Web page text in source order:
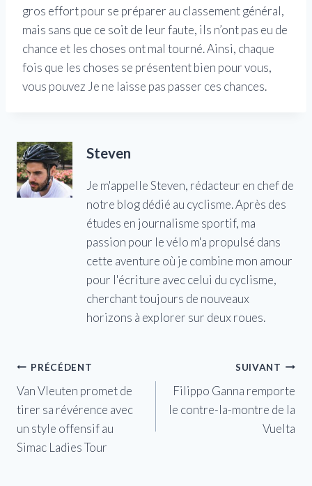
gros effort pour se préparer au classement général,
mais sans que ce soit de leur faute, ils n’ont pas eu de
chance et les choses ont mal tourné. Ainsi, chaque
fois que les choses se présentent bien pour vous,
vous pouvez Je ne laisse pas passer ces chances.
Steven
Je m'appelle Steven, rédacteur en chef de
notre blog dédié au cyclisme. Après des
études en journalisme sportif, ma
passion pour le vélo m'a propulsé dans
cette aventure où je combine mon amour
pour l'écriture avec celui du cyclisme,
cherchant toujours de nouveaux
horizons à explorer sur deux roues.
Navigation
de
l’article
PRÉCÉDENT
Van Vleuten promet de
tirer sa révérence avec
un style offensif au
Simac Ladies Tour
SUIVANT
Filippo Ganna remporte
le contre-la-montre de la
Vuelta